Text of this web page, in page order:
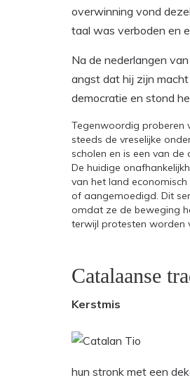
overwinning vond
taal was verboden en
Na de nederlangen
angst dat hij zijn
democratie en stond
Tegenwoordig proberen
steeds de vreselijke
scholen en is een van de
De huidige
van het land
of aangemoedigd. Dit
omdat ze de beweging
terwijl protesten worden
Catalaanse
Kerstmis
hun stronk met een